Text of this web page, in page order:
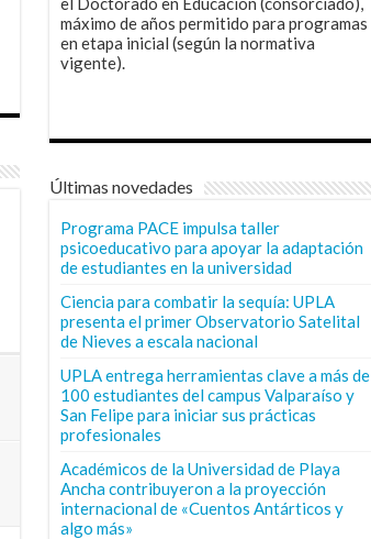
máximo de años permitido para programas
en etapa inicial (según la normativa
vigente).
Últimas novedades
Programa PACE impulsa taller
psicoeducativo para apoyar la adaptación
de estudiantes en la universidad
Ciencia para combatir la sequía: UPLA
presenta el primer Observatorio Satelital
de Nieves a escala nacional
UPLA entrega herramientas clave a más de
100 estudiantes del campus Valparaíso y
San Felipe para iniciar sus prácticas
profesionales
Académicos de la Universidad de Playa
Ancha contribuyeron a la proyección
internacional de «Cuentos Antárticos y
algo más»